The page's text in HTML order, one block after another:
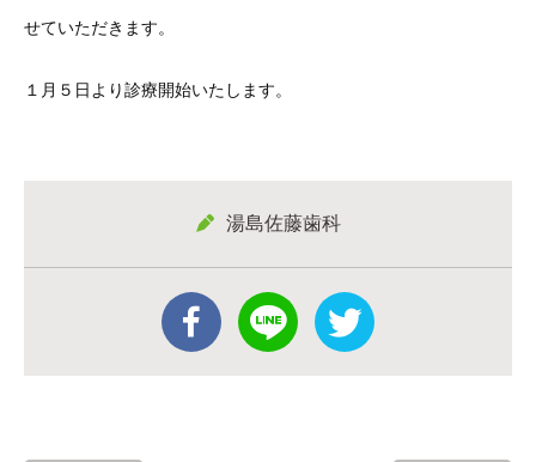
せていただきます。
１月５日より診療開始いたします。
湯島佐藤歯科